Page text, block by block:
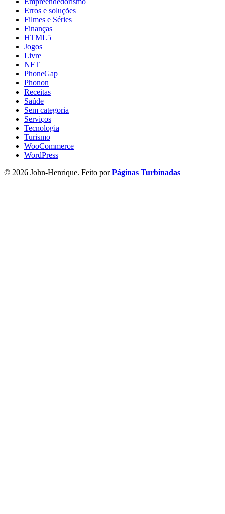
Erros e soluções
Filmes e Séries
Finanças
HTML5
Jogos
Livre
NFT
PhoneGap
Phonon
Receitas
Saúde
Sem categoria
Serviços
Tecnologia
Turismo
WooCommerce
WordPress
© 2026 John-Henrique. Feito porPáginas Turbinadas